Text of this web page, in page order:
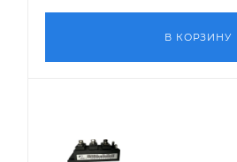
В КОРЗИНУ